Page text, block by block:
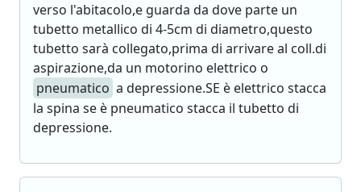
verso l'abitacolo,e guarda da dove parte un
tubetto metallico di 4-5cm di diametro,questo
tubetto sarà collegato,prima di arrivare al coll.di
aspirazione,da un motorino elettrico o
pneumatico a depressione.SE è elettrico stacca
la spina se è pneumatico stacca il tubetto di
depressione.